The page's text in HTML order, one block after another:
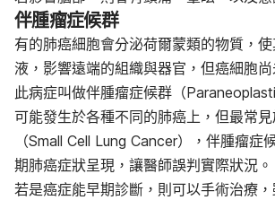
伴腫瘤症候群
有的肺癌細胞會分泌荷爾蒙類的物質，
液，影響遠端的組織與器官，但癌細胞尚
此病症叫做伴腫瘤症候群（
可能發生於各種不同的肺癌上，但最常
（Small Cell Lung Cancer），伴腫瘤症
期肺癌症狀呈現，讓醫師誤判實際狀況。
若是癌症能早期診斷，則可以手術治療